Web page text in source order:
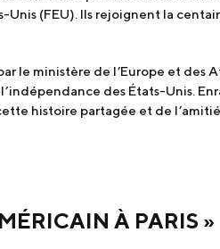
Unis (FEU). Ils rejoignent la
le ministère de l’Europe et des
des États-Unis.
histoire partagée et de
À PARIS »